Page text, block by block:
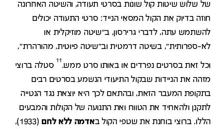
של שלוש שיטות קול שונות בסרטי תעודה, והשיטה האחרונה
חוזה בדיוק את הקול המסאִי הנייד: סרטי התעודה יכולים
להשתמש עתה, לדברי גרירסון, ב"שיטה מוזיקלית או
לא-ספרותית", בשיטה דרמטית וב"שיטה פיוטית, מהורהרת",
וכל זאת בסרטים נפרדים או באותו סרט ממש.
11
סטלה ברוצי
מזהה את הניידוּת שבקול התיעודי הנשמע בסרטים רבים
בתקופת המעבר הזאת, ובהתאם לכך היא יוצאת נגד הנטייה
לתקנן ולהאחיד את הטווח ואת התנועה של הקולות והמבעים
הללו. ברוצי בוחנת את שטפי הקול באדמה ללא לחם (1933),